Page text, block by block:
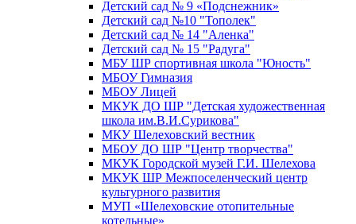
Детский сад № 9 «Подснежник»
Детский сад №10 "Тополек"
Детский сад № 14 "Аленка"
Детский сад № 15 "Радуга"
МБУ ШР спортивная школа "Юность"
МБОУ Гимназия
МБОУ Лицей
МКУК ДО ШР "Детская художественная
школа им.В.И.Сурикова"
МКУ Шелеховский вестник
МБОУ ДО ШР "Центр творчества"
МКУК Городской музей Г.И. Шелехова
МКУК ШР Межпоселенческий центр
культурного развития
МУП «Шелеховские отопительные
котельные»